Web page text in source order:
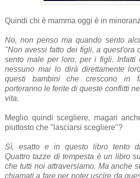
Quindi chi è mamma oggi è in
No, non penso ma quando sento
"Non avessi fatto dei figli, a quest'ora
sento male per loro, per i figli. Infatti
nessuno mai lo dirà direttamente
questi bambini che crescono in
porteranno le ferite di queste conflitti
vita.
Meglio quindi scegliere, magari
piuttosto che "lasciarsi scegliere"?
Sì, esatto e in questo libro tento di
Quattro tazze di tempesta è un libro
che tutti noi attraversiamo. Ma anche
chiamati a fare per poter uscire da